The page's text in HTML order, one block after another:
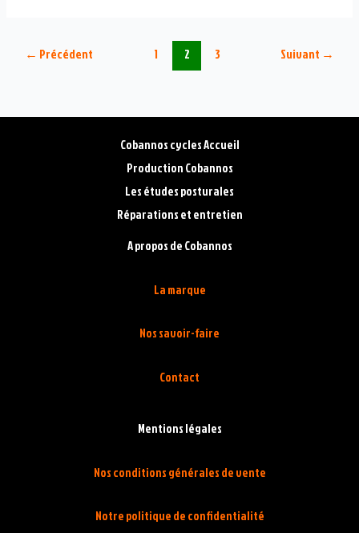
surly
← Précédent 1 2 3 Suivant →
Cobannos cycles Accueil
Production Cobannos
Les études posturales
Réparations et entretien
A propos de Cobannos
La marque
Nos savoir-faire
Contact
Mentions légales
Nos conditions générales de vente
Notre politique de confidentialité